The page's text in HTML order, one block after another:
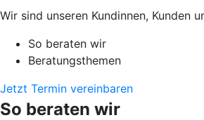
Wir sind unseren Kundinnen, Kunden
So beraten wir
Beratungsthemen
Jetzt Termin vereinbaren
So beraten wir